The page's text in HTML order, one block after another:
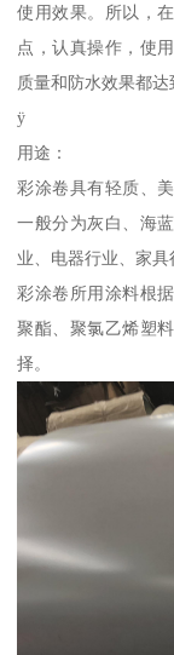
使用效果。所以，
点，认真操作，使
质量和防水效果都达
ÿ
用途：
彩涂卷具有轻质、
一般分为灰白、海
业、电器行业、家具
彩涂卷所用涂料根
聚酯、聚氯乙烯塑
择。